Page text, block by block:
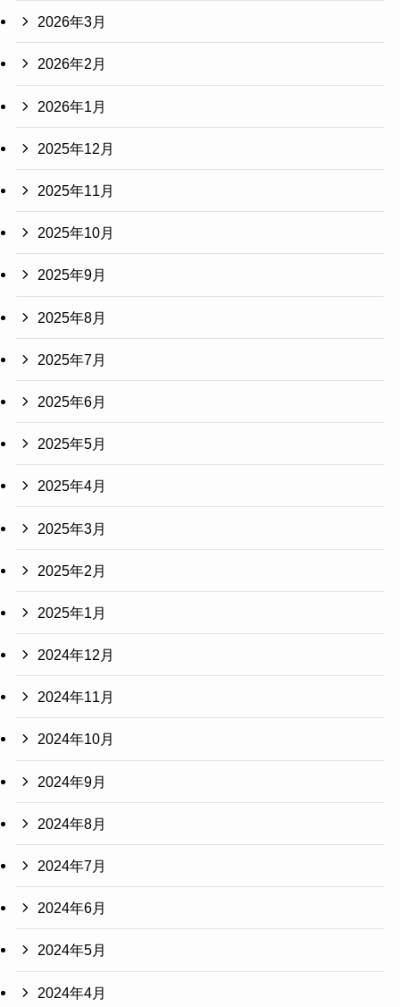
2026年3月
2026年2月
2026年1月
2025年12月
2025年11月
2025年10月
2025年9月
2025年8月
2025年7月
2025年6月
2025年5月
2025年4月
2025年3月
2025年2月
2025年1月
2024年12月
2024年11月
2024年10月
2024年9月
2024年8月
2024年7月
2024年6月
2024年5月
2024年4月